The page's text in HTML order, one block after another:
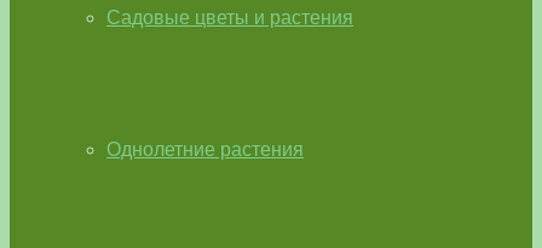
Садовые цветы и растения
Однолетние растения